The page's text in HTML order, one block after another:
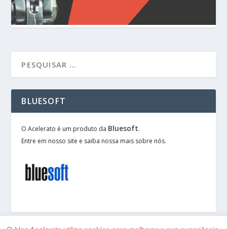
BLUESOFT
O Acelerato é um produto da Bluesoft.
Entre em nosso site e saiba nossa mais sobre nós.